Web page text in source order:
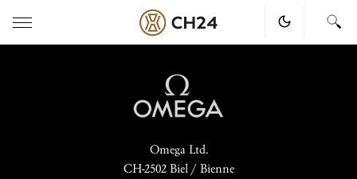
Omega Ltd.
CH-2502 Biel / Bienne